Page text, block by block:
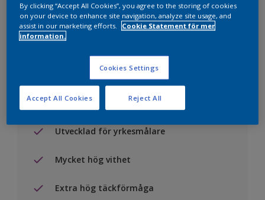
Visualisera kulören på din vägg
Viktiga fördelar
Miljömärkt med Svanen
Utvecklad för yrkesmålare
Mycket hög vithet
Extra hög täckförmåga
By clicking “Accept All Cookies”, you agree to the storing of cookies
on your device to enhance site navigation, analyze site usage, and
assist in our marketing efforts.
Cookie Statement för mer
information.
Cookies Settings
Reject All
Accept All Cookies